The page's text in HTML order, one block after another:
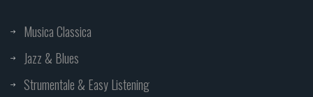
Musica Classica
Jazz & Blues
Strumentale & Easy Listening